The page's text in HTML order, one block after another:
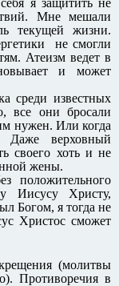
я защитить не
Мне мешали
текущей жизни.
не смогли
Атеизм ведет в
и может
среди известных
все они бросали
нужен. Или когда
верховный
своего хоть и не
жены.
положительного
Иисусу Христу,
Богом, я тогда не
Христос сможет
(молитвы
Противоречия в